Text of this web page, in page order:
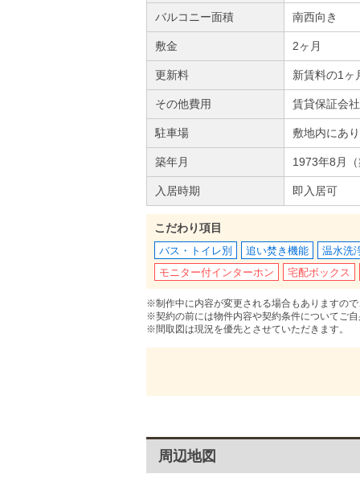
バルコニー面積 南西向き
敷金 2ヶ月
更新料 新賃料の1ヶ
その他費用 賃貸保証会
駐車場 敷地内にあ
築年月 1973年8月
入居時期 即入居可
こだわり項目
バス・トイレ別 追い焚き機能
温水洗
モニター付インターホン
宅配ボックス
※制作中に内容が変更される場合もありますの
※契約の前には物件内容や契約条件についてご
※間取図は現況を優先とさせていただきます。
周辺地図